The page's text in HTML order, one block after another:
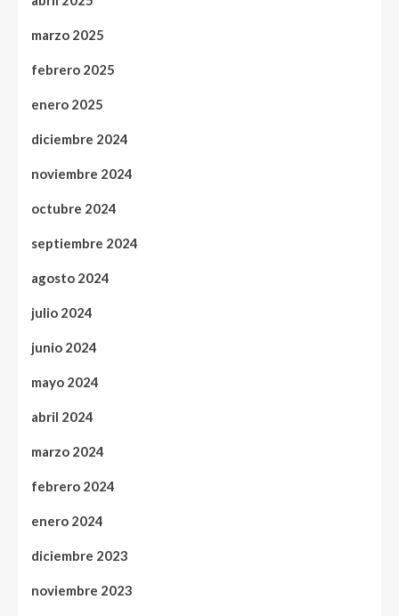
marzo 2025
febrero 2025
enero 2025
diciembre 2024
noviembre 2024
octubre 2024
septiembre 2024
agosto 2024
julio 2024
junio 2024
mayo 2024
abril 2024
marzo 2024
febrero 2024
enero 2024
diciembre 2023
noviembre 2023